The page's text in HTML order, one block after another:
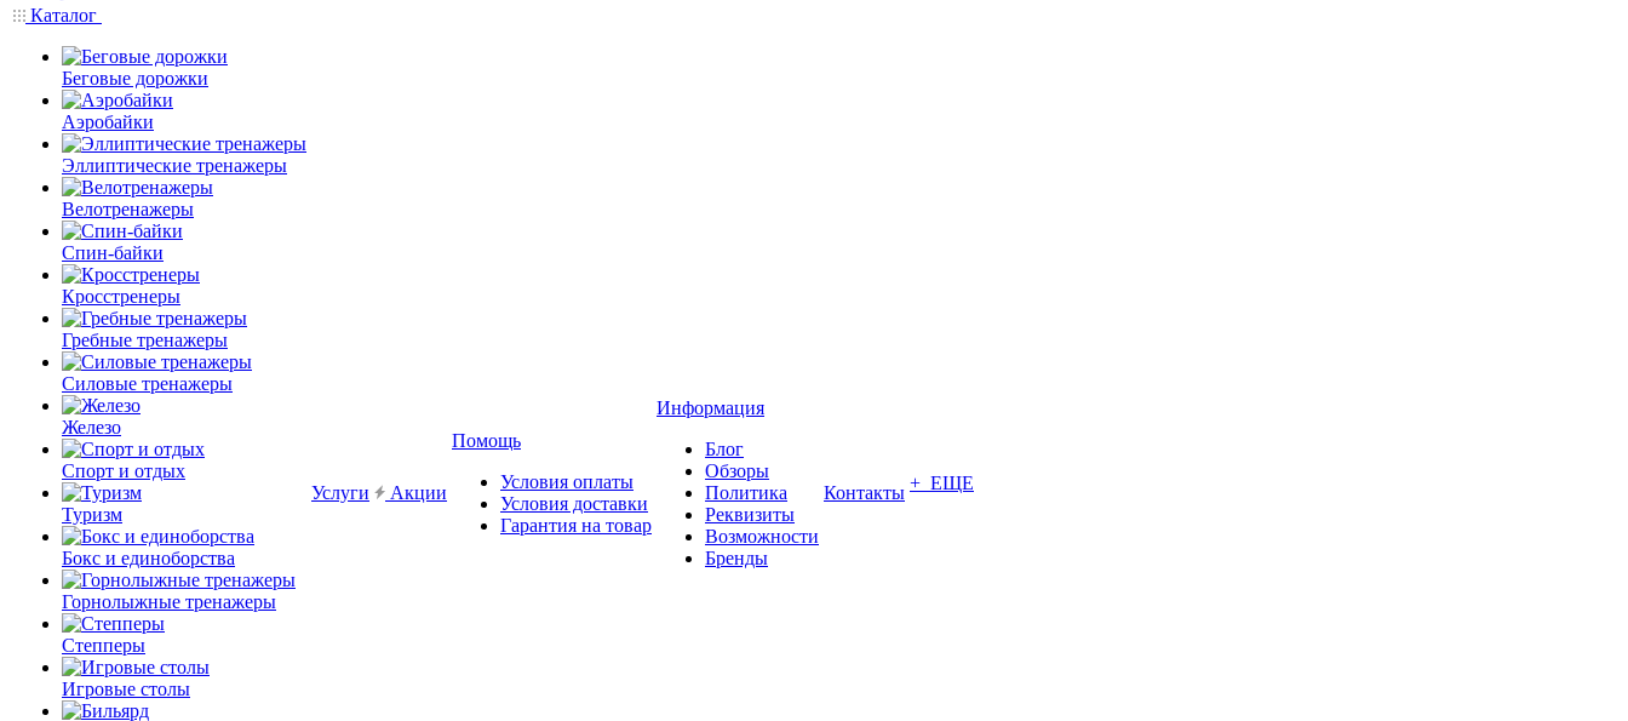
Каталог
Беговые дорожки
Аэробайки
Эллиптические тренажеры
Велотренажеры
Спин-байки
Кросстренеры
Гребные тренажеры
Силовые тренажеры
Железо
Спорт и отдых
Туризм
Бокс и единоборства
Горнолыжные тренажеры
Степперы
Игровые столы
Услуги Акции
Помощь
Условия оплаты
Условия доставки
Гарантия на товар
Информация
Блог
Обзоры
Политика
Реквизиты
Возможности
Бренды
Контакты + ЕЩЕ